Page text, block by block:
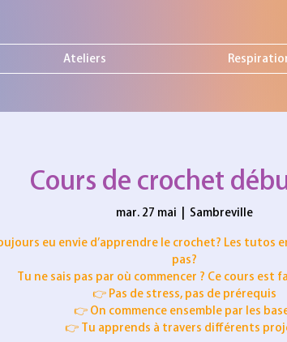
Ateliers
Cours de crochet
mar. 27 mai Sambreville
eu envie d’apprendre le crochet? Les tutos
pas?
Tu ne sais pas par où commencer ? Ce cours est
👉 Pas de stress, pas de prérequis
👉 On commence ensemble par les
👉 Tu apprends à travers différents